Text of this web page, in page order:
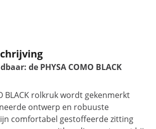
de PHYSA COMO BLACK
BLACK rolkruk wordt gekenmerkt
ontwerp en robuuste
comfortabel gestoffeerde zitting